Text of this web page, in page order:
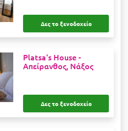
Δες το ξενοδοχείο
Platsa's House -
Απείρανθος, Νάξος
Δες το ξενοδοχείο